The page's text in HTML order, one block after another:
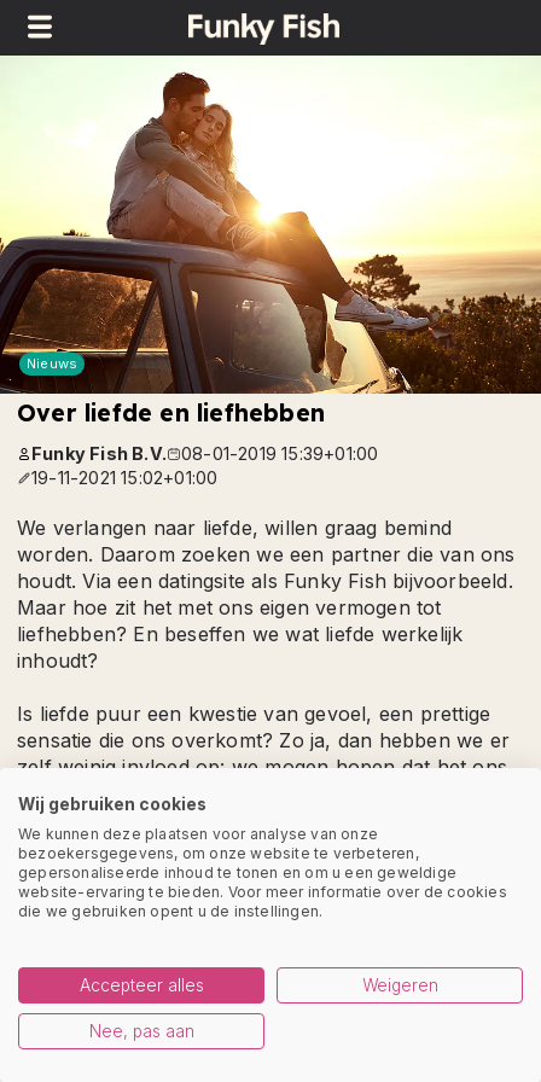
Nieuws
Over liefde en liefhebben
Funky Fish B.V.
08-01-2019 15:39+01:00
19-11-2021 15:02+01:00
We verlangen naar liefde, willen graag bemind
worden. Daarom zoeken we een partner die van ons
houdt. Via een datingsite als Funky Fish bijvoorbeeld.
Maar hoe zit het met ons eigen vermogen tot
liefhebben? En beseffen we wat liefde werkelijk
inhoudt?
Is liefde puur een kwestie van gevoel, een prettige
sensatie die ons overkomt? Zo ja, dan hebben we er
zelf weinig invloed op: we mogen hopen dat het ons
overkomt, dat het wederzijds is en van blijvende aard.
Of heeft liefde vooral met houding en gedrag te
maken, en is liefhebben iets waarin we onszelf
kunnen bekwamen? In dat geval hebben we er wel
degelijk invloed op: met de juiste kennis (theorie) en
oefening (praktijkervaring) kunnen we de kunst
Liefde en gevoel
In het Westen zijn we opgegroeid met het idee dat
Wij gebruiken cookies
We kunnen deze plaatsen voor analyse van onze
bezoekersgegevens, om onze website te verbeteren,
gepersonaliseerde inhoud te tonen en om u een geweldige
website-ervaring te bieden. Voor meer informatie over de cookies
die we gebruiken opent u de instellingen.
Accepteer alles Weigeren
Nee, pas aan